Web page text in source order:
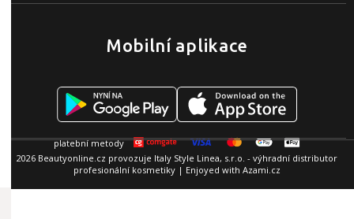
Mobilní aplikace
2026 Beautyonline.cz provozuje Italy Style Linea, s.r.o. - výhradní distributor
profesionální kosmetiky | Enjoyed with Azami.cz